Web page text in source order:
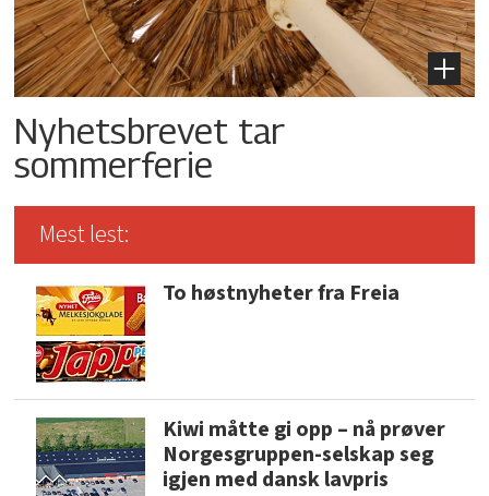
Nyhetsbrevet tar
sommerferie
Mest lest:
To høstnyheter fra Freia
Kiwi måtte gi opp – nå prøver
Norgesgruppen-selskap seg
igjen med dansk lavpris